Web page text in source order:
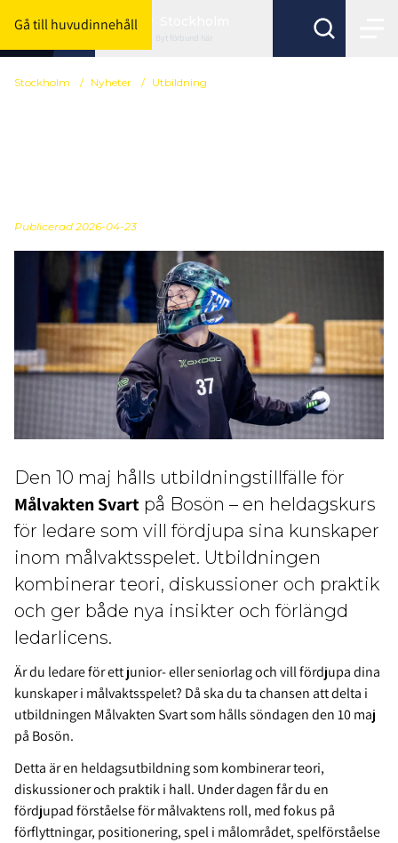
Gå till huvudinnehåll
Byt förbund här
Stockholm / Nyheter / Utbildning
Publicerad 2026-04-23
Den 10 maj hålls utbildningstillfälle för
Målvakten Svart på Bosön – en heldagskurs
för ledare som vill fördjupa sina kunskaper
inom målvaktsspelet. Utbildningen
kombinerar teori, diskussioner och praktik
och ger både nya insikter och förlängd
ledarlicens.
Är du ledare för ett junior- eller seniorlag och vill fördjupa dina
kunskaper i målvaktsspelet? Då ska du ta chansen att delta i
utbildningen Målvakten Svart som hålls söndagen den 10 maj
på Bosön.
Detta är en heldagsutbildning som kombinerar teori,
diskussioner och praktik i hall. Under dagen får du en
fördjupad förståelse för målvaktens roll, med fokus på
förflyttningar, positionering, spel i målområdet, spelförståelse